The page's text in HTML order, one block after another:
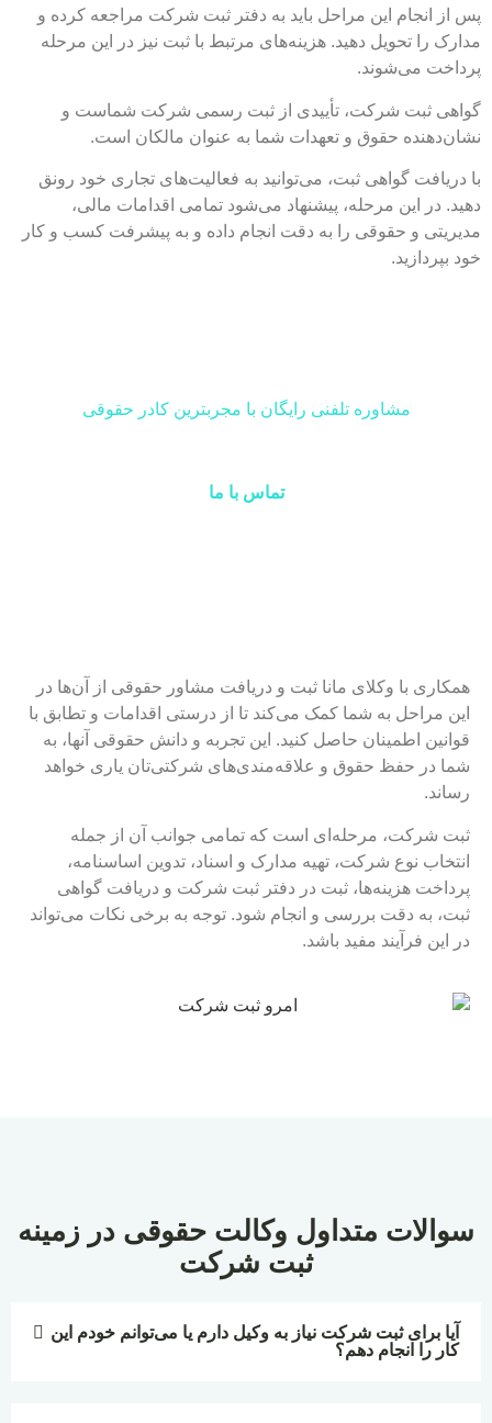
پس از انجام این مراحل باید به دفتر ثبت شرکت مراجعه کرده و
مدارک را تحویل دهید. هزینه‌های مرتبط با ثبت نیز در این مرحله
پرداخت می‌شوند.
گواهی ثبت شرکت، تأییدی از ثبت رسمی شرکت شماست و
نشان‌دهنده حقوق و تعهدات شما به عنوان مالکان است.
با دریافت گواهی ثبت، می‌توانید به فعالیت‌های تجاری خود رونق
دهید. در این مرحله، پیشنهاد می‌شود تمامی اقدامات مالی،
مدیریتی و حقوقی را به دقت انجام داده و به پیشرفت کسب و کار
خود بپردازید.
مشاوره تلفنی رایگان با مجربترین کادر حقوقی
تماس با ما
همکاری با وکلای مانا ثبت و دریافت مشاور حقوقی از آن‌ها در
این مراحل به شما کمک می‌کند تا از درستی اقدامات و تطابق با
قوانین اطمینان حاصل کنید. این تجربه و دانش حقوقی آنها، به
شما در حفظ حقوق و علاقه‌مندی‌های شرکتی‌تان یاری خواهد
رساند.
ثبت شرکت، مرحله‌ای است که تمامی جوانب آن از جمله
انتخاب نوع شرکت، تهیه مدارک و اسناد، تدوین اساسنامه،
پرداخت هزینه‌ها، ثبت در دفتر ثبت شرکت و دریافت گواهی
ثبت، به دقت بررسی و انجام شود. توجه به برخی نکات می‌تواند
در این فرآیند مفید باشد.
سوالات متداول وکالت حقوقی در زمینه
ثبت شرکت
آیا برای ثبت شرکت نیاز به وکیل دارم یا می‌توانم خودم این
کار را انجام دهم؟